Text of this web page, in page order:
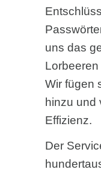
uns das
Wir fügen
hinzu und
Effizienz.
Der